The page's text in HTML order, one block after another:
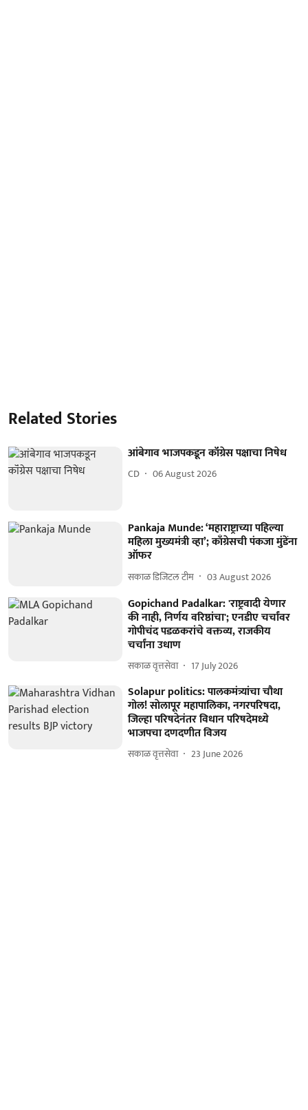
Related Stories
आंबेगाव भाजपकडून कॉंग्रेस पक्षाचा निषेध
CD 06 August 2026
Pankaja Munde: ‘महाराष्ट्राच्या पहिल्या
महिला मुख्यमंत्री व्हा’; काँग्रेसची पंकजा मुंडेंना
ऑफर
सकाळ डिजिटल टीम 03 August 2026
Gopichand Padalkar: 'राष्ट्रवादी येणार
की नाही, निर्णय वरिष्ठांचा'; एनडीए चर्चांवर
गोपीचंद पडळकरांचे वक्तव्य, राजकीय
चर्चांना उधाण
सकाळ वृत्तसेवा 17 July 2026
Solapur politics: पालकमंत्र्यांचा चौथा
गोल! साेलापूर महापालिका, नगरपरिषदा,
जिल्हा परिषदेनंतर विधान परिषदेमध्ये
भाजपचा दणदणीत विजय
सकाळ वृत्तसेवा 23 June 2026